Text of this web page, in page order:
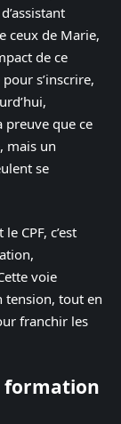
ceux de Marie,
de ce
s’inscrire,
preuve que ce
mais un
se
CPF, c’est
voie
tension, tout en
franchir les
formation